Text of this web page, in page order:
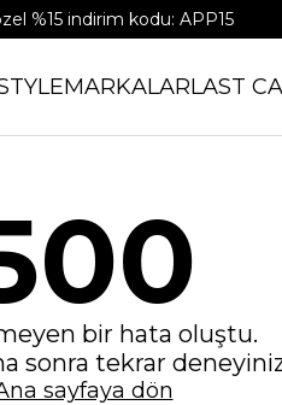
%15 indirim kodu: APP15
MARKALARLAST
bir hata oluştu.
sonra tekrar
sayfaya dön